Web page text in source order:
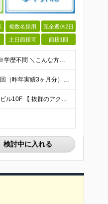
複数名採用 完全週休2日
土日面接可 面接1回
◆総務もしくは経理の実務経験をお持ちの方（年数不問・ブランクOK） ※学歴不問 ＼こんな方にオススメです！／ ◎これまでは都内に通っていたが湘南で腰を据えて働きたい ◎経理の仕事は好きだけど残業続き
★年次昇給あり！毎年昇給が基本です★ 月給20.5万円～27万円＋賞与年2回（昨年実績3ヶ月分） ※経験・年齢・スキルを考慮して決定します ※正社員の場合は試用期間3ヶ月。その間の待遇に差異なし
★転勤なし★平塚駅チカ3分 ■平塚本社： 神奈川県平塚市宝町3-1 平塚MNビル10F 【 抜群のアクセス環境 】 JR東海道線・湘南新宿ラインが乗り入れており、 上り下り共にアクセス良好。 【
検討中に入れる